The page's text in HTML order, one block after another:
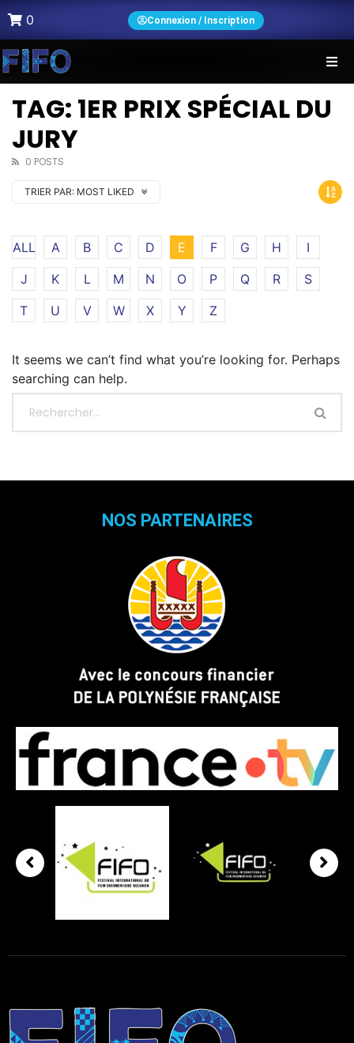
0 Connexion / Inscription
TAG: 1ER PRIX SPÉCIAL DU
JURY
0 POSTS
TRIER PAR: MOST LIKED
ALL A B C D E F G H
I
J
K L M N O P Q R
S
T
U V W X Y Z
It seems we can’t find what you’re looking for. Perhaps
searching can help.
NOS PARTENAIRES